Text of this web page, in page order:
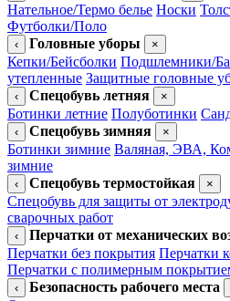
Нательное/Термо белье Носки
Футболки/Поло
‹ Головные уборы ×
Кепки/Бейсболки Подшлемники/
утепленные Защитные головные
‹ Спецобувь летняя ×
Ботинки летние Полуботинки
‹ Спецобувь зимняя ×
Ботинки зимние Валяная, ЭВА,
зимние
‹ Спецобувь термостойкая ×
Спецобувь для защиты от
сварочных работ
‹ Перчатки от механических
Перчатки без покрытия Перчатки
Перчатки с полимерным
‹ Безопасность рабочего места